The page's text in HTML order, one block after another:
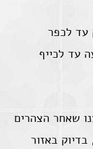
עד לכפר
עד לכייף
שאחר הצהרים
באזור